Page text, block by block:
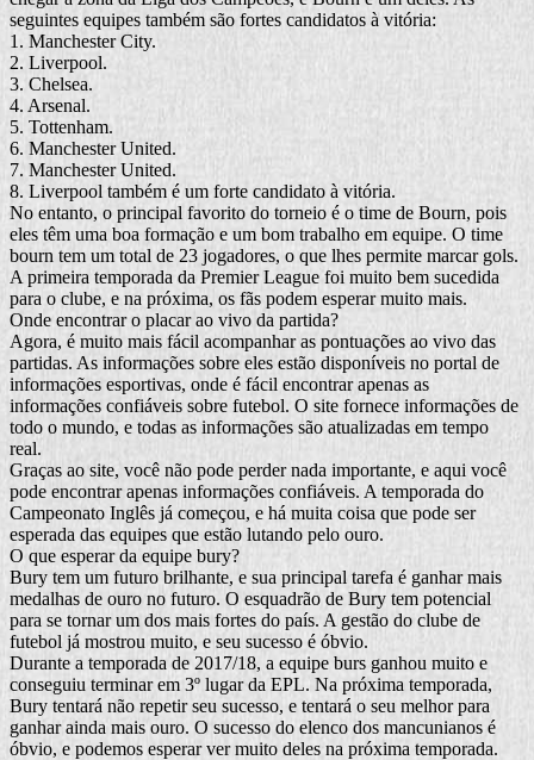
seguintes equipes também são fortes candidatos à vitória:
1. Manchester City.
2. Liverpool.
3. Chelsea.
4. Arsenal.
5. Tottenham.
6. Manchester United.
7. Manchester United.
8. Liverpool também é um forte candidato à vitória.
No entanto, o principal favorito do torneio é o time de Bourn, pois
eles têm uma boa formação e um bom trabalho em equipe. O time
bourn tem um total de 23 jogadores, o que lhes permite marcar gols.
A primeira temporada da Premier League foi muito bem sucedida
para o clube, e na próxima, os fãs podem esperar muito mais.
Onde encontrar o placar ao vivo da partida?
Agora, é muito mais fácil acompanhar as pontuações ao vivo das
partidas. As informações sobre eles estão disponíveis no portal de
informações esportivas, onde é fácil encontrar apenas as
informações confiáveis sobre futebol. O site fornece informações de
todo o mundo, e todas as informações são atualizadas em tempo
real.
Graças ao site, você não pode perder nada importante, e aqui você
pode encontrar apenas informações confiáveis. A temporada do
Campeonato Inglês já começou, e há muita coisa que pode ser
esperada das equipes que estão lutando pelo ouro.
O que esperar da equipe bury?
Bury tem um futuro brilhante, e sua principal tarefa é ganhar mais
medalhas de ouro no futuro. O esquadrão de Bury tem potencial
para se tornar um dos mais fortes do país. A gestão do clube de
futebol já mostrou muito, e seu sucesso é óbvio.
Durante a temporada de 2017/18, a equipe burs ganhou muito e
conseguiu terminar em 3º lugar da EPL. Na próxima temporada,
Bury tentará não repetir seu sucesso, e tentará o seu melhor para
ganhar ainda mais ouro. O sucesso do elenco dos mancunianos é
óbvio, e podemos esperar ver muito deles na próxima temporada.